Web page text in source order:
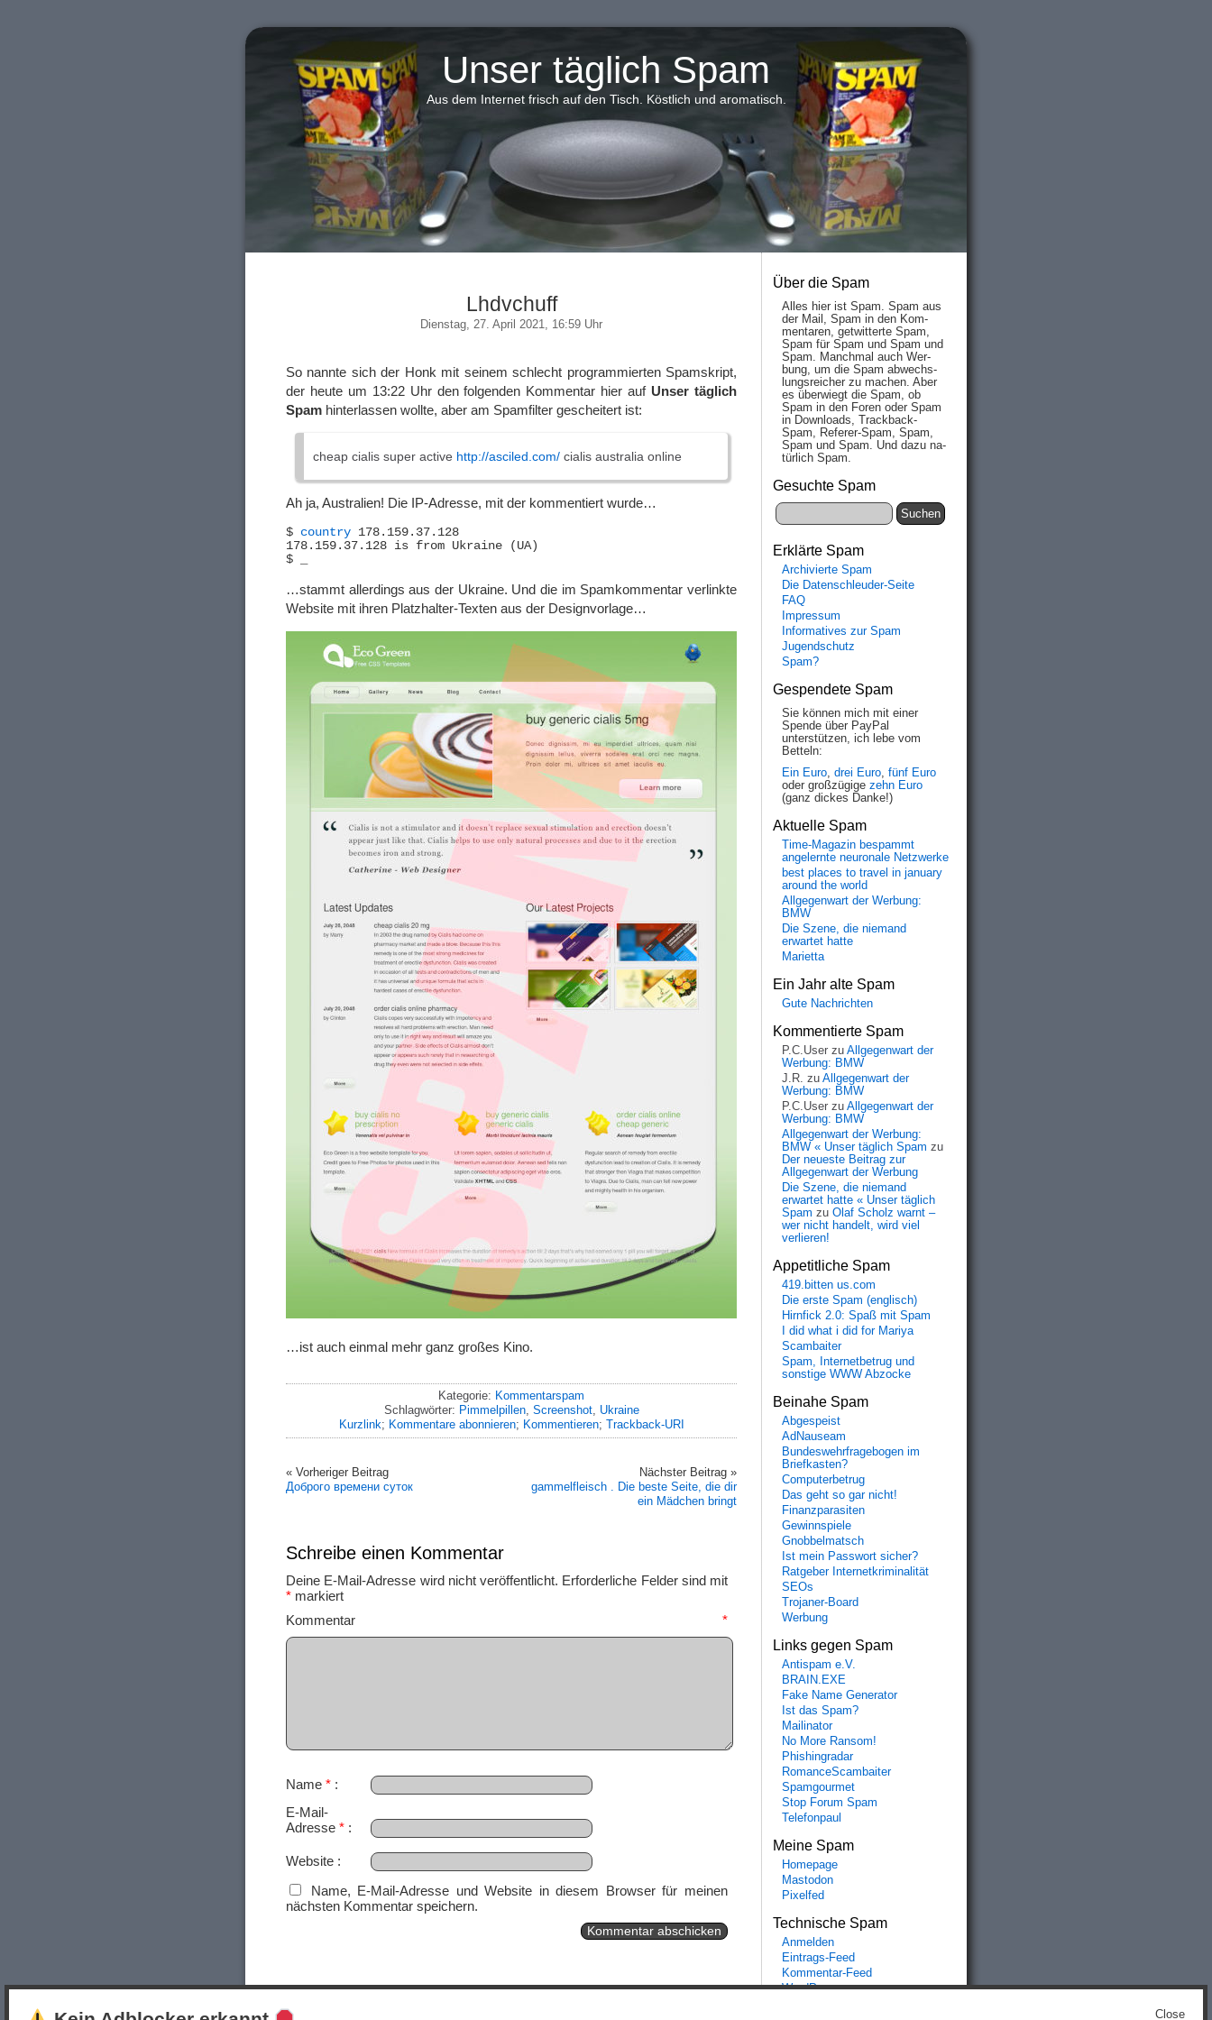
Unser täglich Spam
Aus dem Internet frisch auf den Tisch. Köstlich und aromatisch.
Lhdvchuff
Dienstag, 27. April 2021, 16:59 Uhr
So nannte sich der Honk mit seinem schlecht programmierten Spamskript,
der heute um 13:22 Uhr den folgenden Kommentar hier auf Unser täglich
Spam hinterlassen wollte, aber am Spamfilter gescheitert ist:
cheap cialis super active http://asciled.com/ cialis australia online
Ah ja, Australien! Die IP-Adresse, mit der kommentiert wurde…
$ country 178.159.37.128
178.159.37.128 is from Ukraine (UA)
…stammt allerdings aus der Ukraine. Und die im Spamkommentar verlinkte
Website mit ihren Platzhalter-Texten aus der Designvorlage…
…ist auch einmal mehr ganz großes Kino.
Kategorie: Kommentarspam
Schlagwörter: Pimmelpillen, Screenshot, Ukraine
Kurzlink; Kommentare abonnieren; Kommentieren; Trackback-URI
« Vorheriger Beitrag
Добpого вpeмeни суток
Nächster Beitrag »
gammelfleisch . Die beste Seite, die dir
ein Mädchen bringt
Schreibe einen Kommentar
Deine E-Mail-Adresse wird nicht veröffentlicht. Erforderliche Felder sind mit
* markiert
Kommentar *
Name *
E-Mail-
Adresse *
Website
Name, E-Mail-Adresse und Website in diesem Browser für meinen
nächsten Kommentar speichern.
Über die Spam
Alles hier ist Spam. Spam aus
der Mail, Spam in den Kom­
men­taren, ge­twit­ter­te Spam,
Spam für Spam und Spam und
Spam. Manch­mal auch Wer­
bung, um die Spam ab­wechs­
lungs­reich­er zu mach­en. Aber
es über­wiegt die Spam, ob
Spam in den Fo­ren oder Spam
in Down­loads, Track­back-
Spam, Re­fe­rer-Spam, Spam,
Spam und Spam. Und da­zu na­
tür­lich Spam.
Gesuchte Spam
Erklärte Spam
Archivierte Spam
Die Datenschleuder-Seite
FAQ
Impressum
Informatives zur Spam
Jugendschutz
Spam?
Gespendete Spam
Sie können mich mit einer
Spende über PayPal
unterstützen, ich lebe vom
Betteln:
Ein Euro, drei Euro, fünf Euro
oder großzügige zehn Euro
(ganz dickes Danke!)
Aktuelle Spam
Time-Magazin bespammt
angelernte neuronale Netzwerke
best places to travel in january
around the world
Allgegenwart der Werbung:
BMW
Die Szene, die niemand
erwartet hatte
Marietta
Ein Jahr alte Spam
Gute Nachrichten
Kommentierte Spam
P.C.User zu Allgegenwart der
Werbung: BMW
J.R. zu Allgegenwart der
Werbung: BMW
P.C.User zu Allgegenwart der
Werbung: BMW
Allgegenwart der Werbung:
BMW « Unser täglich Spam zu
Der neueste Beitrag zur
Allgegenwart der Werbung
Die Szene, die niemand
erwartet hatte « Unser täglich
Spam zu Olaf Scholz warnt –
wer nicht handelt, wird viel
verlieren!
Appetitliche Spam
419.bitten us.com
Die erste Spam (englisch)
Hirnfick 2.0: Spaß mit Spam
I did what i did for Mariya
Scambaiter
Spam, Internetbetrug und
sonstige WWW Abzocke
Beinahe Spam
Abgespeist
AdNauseam
Bundeswehrfragebogen im
Briefkasten?
Computerbetrug
Das geht so gar nicht!
Finanzparasiten
Gewinnspiele
Gnobbelmatsch
Ist mein Passwort sicher?
Ratgeber Internetkriminalität
SEOs
Trojaner-Board
Werbung
Links gegen Spam
Antispam e.V.
BRAIN.EXE
Fake Name Generator
Ist das Spam?
Mailinator
No More Ransom!
Phishingradar
RomanceScambaiter
Spamgourmet
Stop Forum Spam
Telefonpaul
Meine Spam
Homepage
Mastodon
Pixelfed
Technische Spam
Anmelden
Eintrags-Feed
Kommentar-Feed
WordPress.org
Close